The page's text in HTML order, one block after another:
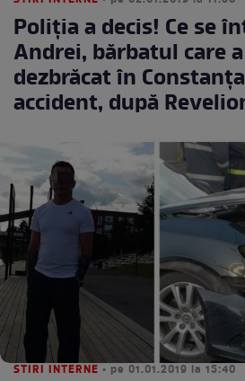
Poliția a decis! Ce se
Andrei, bărbatul care
dezbrăcat în
accident, după
STIRI INTERNE • pe 01.01.2019 la 15:40